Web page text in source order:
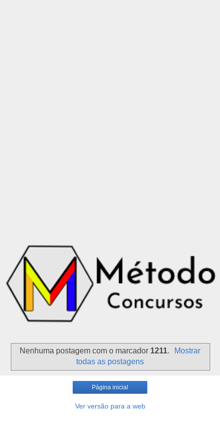
Nenhuma postagem com o marcador 1211.
Mostrar
todas as postagens
Página inicial
Ver versão para a web